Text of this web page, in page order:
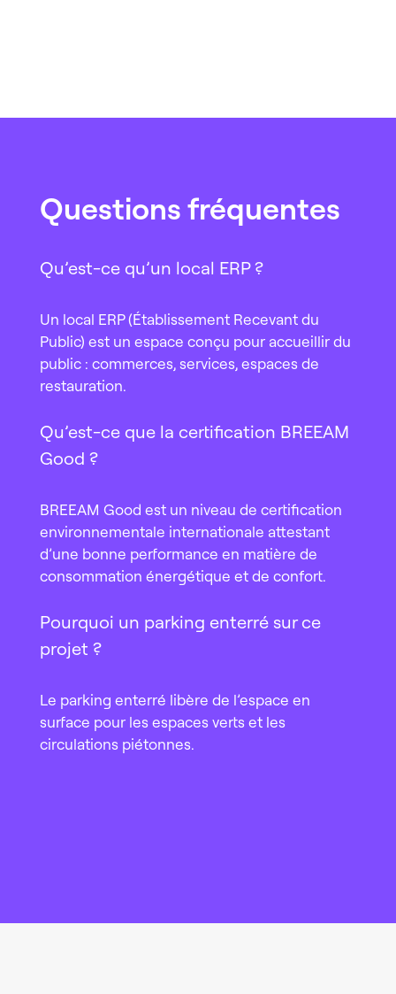
Questions fréquentes
Qu’est-ce qu’un local ERP ?
Un local ERP (Établissement Recevant du
Public) est un espace conçu pour accueillir du
public : commerces, services, espaces de
restauration.
Qu’est-ce que la certification BREEAM
Good ?
BREEAM Good est un niveau de certification
environnementale internationale attestant
d’une bonne performance en matière de
consommation énergétique et de confort.
Pourquoi un parking enterré sur ce
projet ?
Le parking enterré libère de l’espace en
surface pour les espaces verts et les
circulations piétonnes.